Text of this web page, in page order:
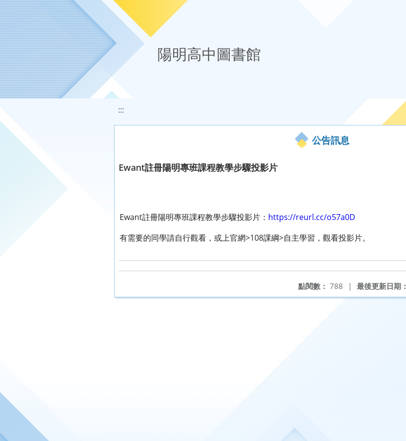
移至網頁之主要內容區位置
陽明高中圖書館
:::
公告訊息
Ewant註冊陽明專班課程教學步驟投影片
Ewant註冊陽明專班課程教學步驟投影片： https://reurl.cc/o57a0D
有需要的同學請自行觀看，或上官網>108課綱>自主學習，觀看投影片。
最後更新日期：
點閱數： 788 |